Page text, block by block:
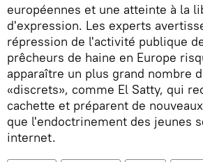
européennes et une atteinte à la
d'expression. Les experts
répression de l'activité publique
prêcheurs de haine en Europe
apparaître un plus grand nombre
«discrets», comme El Satty, qui
cachette et préparent de
que l'endoctrinement des jeunes
internet.